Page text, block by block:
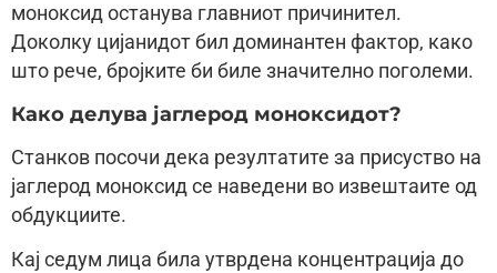
моноксид останува главниот причинител.
Доколку цијанидот бил доминантен фактор, како
што рече, бројките би биле значително поголеми.
Како делува јаглерод моноксидот?
Станков посочи дека резултатите за присуство на
јаглерод моноксид се наведени во извештаите од
обдукциите.
Кај седум лица била утврдена концентрација до